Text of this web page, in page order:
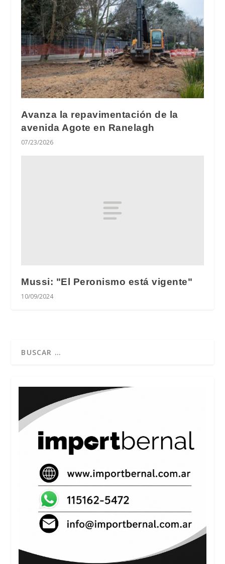
Avanza la repavimentación de la
avenida Agote en Ranelagh
07/23/2026
Mussi: "El Peronismo está vigente"
10/09/2024